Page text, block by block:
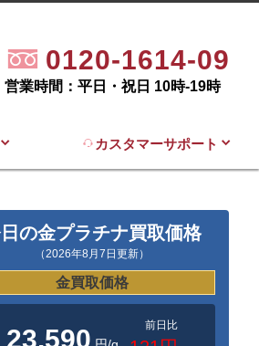
0120-1614-09
営業時間：平日・祝日 10時-19時
カスタマーサポート
の金プラチナ買取価格
（2026年8月7日更新）
金買取価格
23,590 前日比